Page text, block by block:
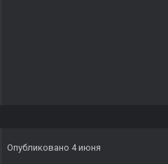
Опубликовано 4 июня